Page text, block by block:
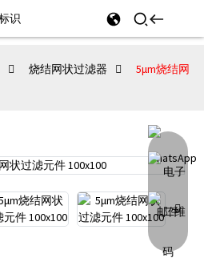
烧结网状过滤器
5μm烧结网